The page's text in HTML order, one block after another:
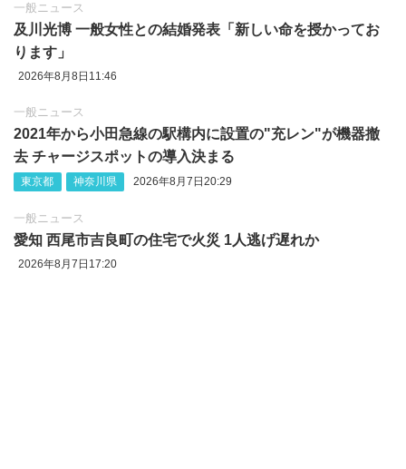
一般ニュース
及川光博 一般女性との結婚発表「新しい命を授かってお
ります」
2026年8月8日11:46
一般ニュース
2021年から小田急線の駅構内に設置の"充レン"が機器撤
去 チャージスポットの導入決まる
東京都 神奈川県 2026年8月7日20:29
一般ニュース
愛知 西尾市吉良町の住宅で火災 1人逃げ遅れか
2026年8月7日17:20